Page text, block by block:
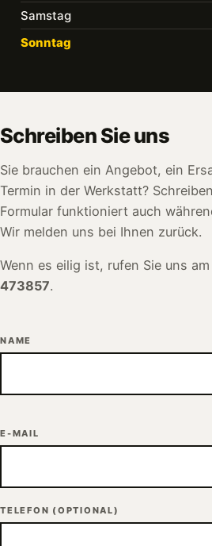
Samstag
Sonntag
Schreiben Sie uns
Sie brauchen ein Angebot, ein
Termin in der Werkstatt?
Formular funktioniert auch
Wir melden uns bei Ihnen zurück.
Wenn es eilig ist, rufen Sie uns
473857.
NAME
E-MAIL
TELEFON (OPTIONAL)